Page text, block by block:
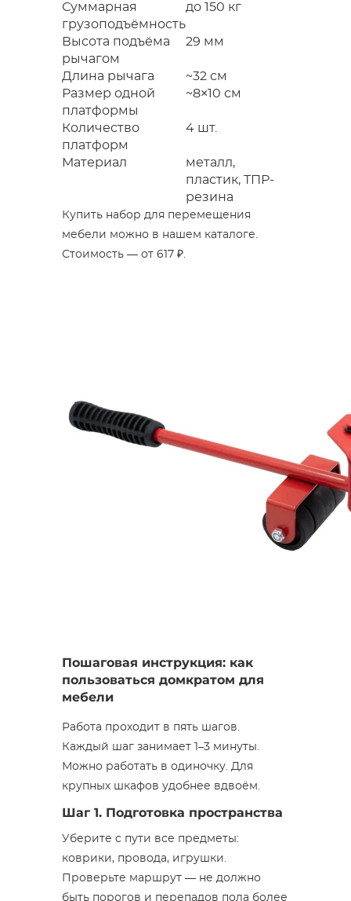
Суммарная
грузоподъёмность
до 150 кг
Высота подъёма
рычагом
29 мм
Длина рычага
~32 см
Размер одной
платформы
~8×10 см
Количество
платформ
4 шт.
Материал
металл,
пластик, ТПР-
резина
Купить набор для перемещения
мебели можно в нашем каталоге.
Стоимость — от 617 ₽.
Пошаговая инструкция: как
пользоваться домкратом для
мебели
Работа проходит в пять шагов.
Каждый шаг занимает 1–3 минуты.
Можно работать в одиночку. Для
крупных шкафов удобнее вдвоём.
Шаг 1. Подготовка пространства
Уберите с пути все предметы:
коврики, провода, игрушки.
Проверьте маршрут — не должно
быть порогов и перепадов пола более